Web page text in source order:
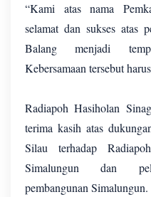
“Kami atas nama
selamat dan sukses
Balang menjadi
Kebersamaan tersebut
Radiapoh Hasiholan
terima kasih atas
Silau terhadap
Simalungun dan
pembangunan Simalungun.